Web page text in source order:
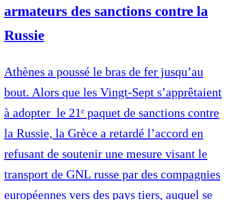
armateurs des sanctions contre la
Russie
Athènes a poussé le bras de fer jusqu’au
bout. Alors que les Vingt-Sept s’apprêtaient
à adopter le 21ᵉ paquet de sanctions contre
la Russie, la Grèce a retardé l’accord en
refusant de soutenir une mesure visant le
transport de GNL russe par des compagnies
européennes vers des pays tiers, auquel se